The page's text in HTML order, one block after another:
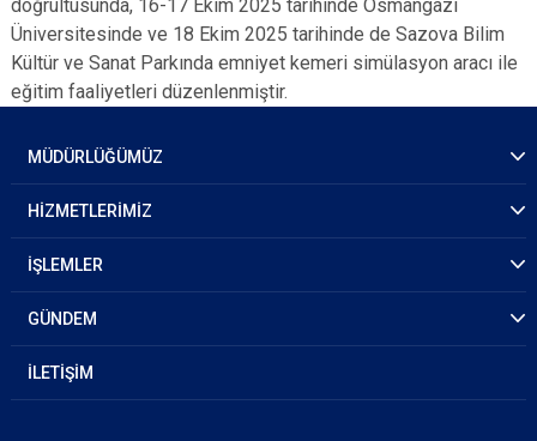
doğrultusunda, 16-17 Ekim 2025 tarihinde Osmangazi
Üniversitesinde ve 18 Ekim 2025 tarihinde de Sazova Bilim
Kültür ve Sanat Parkında emniyet kemeri simülasyon aracı ile
eğitim faaliyetleri düzenlenmiştir.
MÜDÜRLÜĞÜMÜZ
HİZMETLERİMİZ
İŞLEMLER
GÜNDEM
İLETİŞİM